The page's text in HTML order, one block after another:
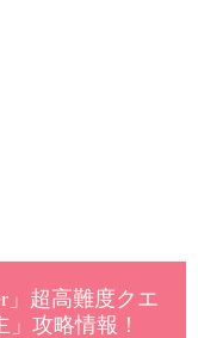
」超高難度クエ
攻略情報！